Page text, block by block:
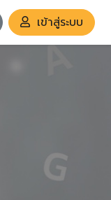
เข้าสู่ระบบ